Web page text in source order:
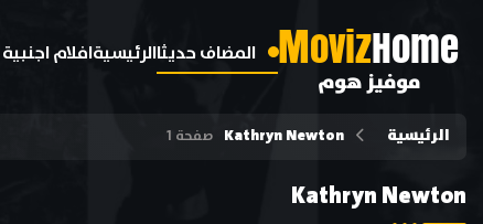
MovizHome
موفيز هوم
المضاف حديثاالرئيسيةافلام اجنبية
الرئيسية Kathryn Newton صفحة 1
Kathryn Newton